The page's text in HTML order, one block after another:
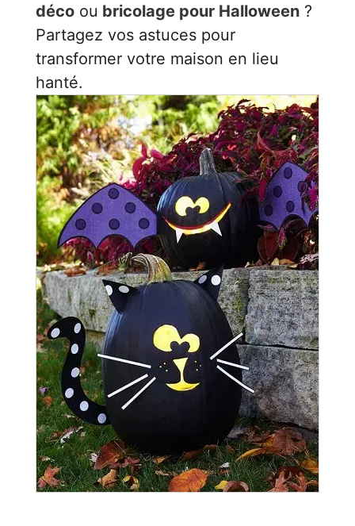
décoou bricolage pour Halloween?
Partagez vos astuces pour
transformer votre maison en lieu
hanté.